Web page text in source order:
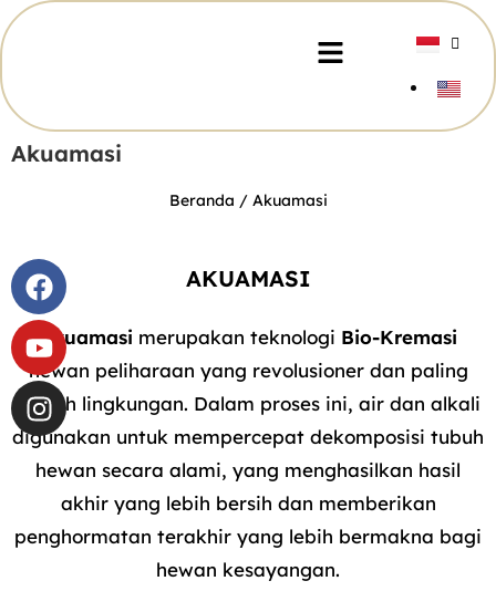
Akuamasi
Beranda / Akuamasi
AKUAMASI
Akuamasi merupakan teknologi Bio-Kremasi
hewan peliharaan yang revolusioner dan paling
ramah lingkungan. Dalam proses ini, air dan alkali
digunakan untuk mempercepat dekomposisi tubuh
hewan secara alami, yang menghasilkan hasil
akhir yang lebih bersih dan memberikan
penghormatan terakhir yang lebih bermakna bagi
hewan kesayangan.